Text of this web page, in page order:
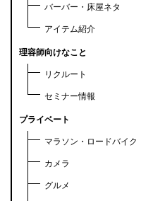
バーバー・床屋ネタ
アイテム紹介
理容師向けなこと
リクルート
セミナー情報
プライベート
マラソン・ロードバイク
カメラ
グルメ